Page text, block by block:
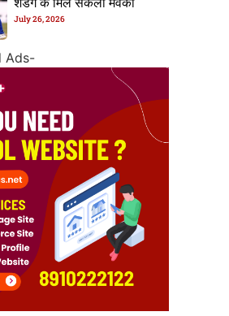
शेडगे के मिल सकेला मवका
July 26, 2026
Ads-